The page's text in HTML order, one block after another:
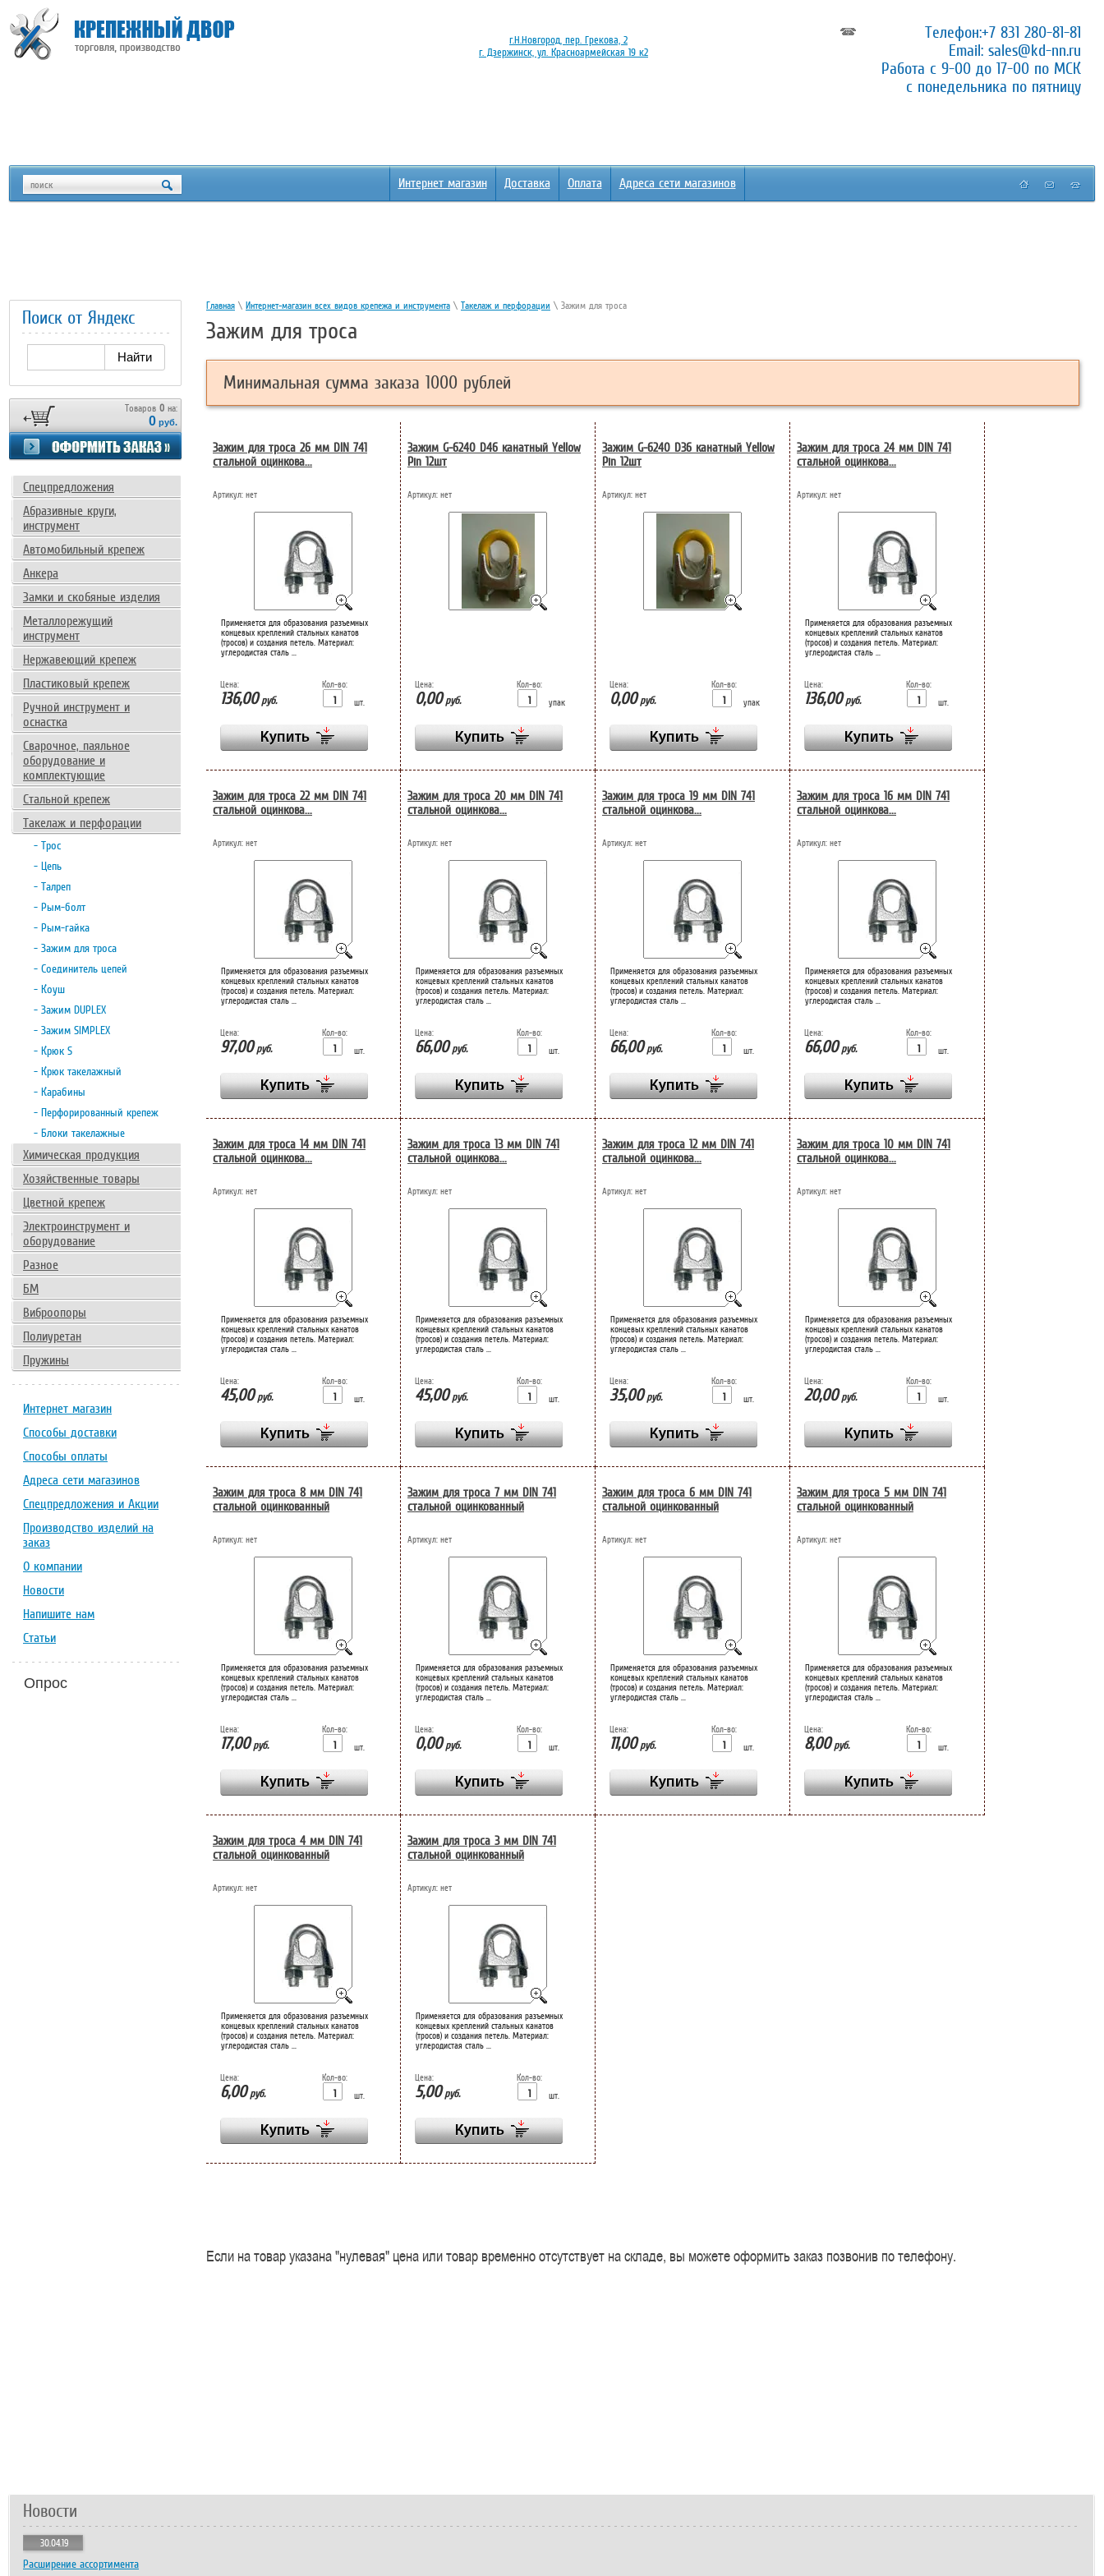
Интернет магазин Доставка Оплата Адреса сети магазинов
Телефон:+7 831 280-81-81
Email: sales@kd-nn.ru
Работа с 9-00 до 17-00 по МСК
с понедельника по пятницу
г.Н.Новгород, пер. Грекова, 2
г. Дзержинск, ул. Красноармейская 19 к2
Главная \ Интернет-магазин всех видов крепежа и инструмента \ Такелаж и перфорации \ Зажим для троса
Зажим для троса
Минимальная сумма заказа 1000 рублей
Зажим для троса 26 мм DIN 741
стальной оцинкова...
Артикул: нет
Применяется для образования разъемных
концевых креплений стальных канатов
(тросов) и создания петель. Материал:
углеродистая сталь ...
Цена:
136,00руб.
Кол-во:
шт.
Зажим G-6240 D46 канатный Yellow
Pin 12шт
Артикул: нет
Цена:
0,00руб.
Кол-во:
упак
Зажим G-6240 D36 канатный Yellow
Pin 12шт
Артикул: нет
Цена:
0,00руб.
Кол-во:
упак
Зажим для троса 24 мм DIN 741
стальной оцинкова...
Артикул: нет
Применяется для образования разъемных
концевых креплений стальных канатов
(тросов) и создания петель. Материал:
углеродистая сталь ...
Цена:
136,00руб.
Кол-во:
шт.
Зажим для троса 22 мм DIN 741
стальной оцинкова...
Артикул: нет
Применяется для образования разъемных
концевых креплений стальных канатов
(тросов) и создания петель. Материал:
углеродистая сталь ...
Цена:
97,00руб.
Кол-во:
шт.
Зажим для троса 20 мм DIN 741
стальной оцинкова...
Артикул: нет
Применяется для образования разъемных
концевых креплений стальных канатов
(тросов) и создания петель. Материал:
углеродистая сталь ...
Цена:
66,00руб.
Кол-во:
шт.
Зажим для троса 19 мм DIN 741
стальной оцинкова...
Артикул: нет
Применяется для образования разъемных
концевых креплений стальных канатов
(тросов) и создания петель. Материал:
углеродистая сталь ...
Цена:
66,00руб.
Кол-во:
шт.
Зажим для троса 16 мм DIN 741
стальной оцинкова...
Артикул: нет
Применяется для образования разъемных
концевых креплений стальных канатов
(тросов) и создания петель. Материал:
углеродистая сталь ...
Цена:
66,00руб.
Кол-во:
шт.
Зажим для троса 14 мм DIN 741
стальной оцинкова...
Артикул: нет
Применяется для образования разъемных
концевых креплений стальных канатов
(тросов) и создания петель. Материал:
углеродистая сталь ...
Цена:
45,00руб.
Кол-во:
шт.
Зажим для троса 13 мм DIN 741
стальной оцинкова...
Артикул: нет
Применяется для образования разъемных
концевых креплений стальных канатов
(тросов) и создания петель. Материал:
углеродистая сталь ...
Цена:
45,00руб.
Кол-во:
шт.
Зажим для троса 12 мм DIN 741
стальной оцинкова...
Артикул: нет
Применяется для образования разъемных
концевых креплений стальных канатов
(тросов) и создания петель. Материал:
углеродистая сталь ...
Цена:
35,00руб.
Кол-во:
шт.
Зажим для троса 10 мм DIN 741
стальной оцинкова...
Артикул: нет
Применяется для образования разъемных
концевых креплений стальных канатов
(тросов) и создания петель. Материал:
углеродистая сталь ...
Цена:
20,00руб.
Кол-во:
шт.
Зажим для троса 8 мм DIN 741
стальной оцинкованный
Артикул: нет
Применяется для образования разъемных
концевых креплений стальных канатов
(тросов) и создания петель. Материал:
углеродистая сталь ...
Цена:
17,00руб.
Кол-во:
шт.
Зажим для троса 7 мм DIN 741
стальной оцинкованный
Артикул: нет
Применяется для образования разъемных
концевых креплений стальных канатов
(тросов) и создания петель. Материал:
углеродистая сталь ...
Цена:
0,00руб.
Кол-во:
шт.
Зажим для троса 6 мм DIN 741
стальной оцинкованный
Артикул: нет
Применяется для образования разъемных
концевых креплений стальных канатов
(тросов) и создания петель. Материал:
углеродистая сталь ...
Цена:
11,00руб.
Кол-во:
шт.
Зажим для троса 5 мм DIN 741
стальной оцинкованный
Артикул: нет
Применяется для образования разъемных
концевых креплений стальных канатов
(тросов) и создания петель. Материал:
углеродистая сталь ...
Цена:
8,00руб.
Кол-во:
шт.
Зажим для троса 4 мм DIN 741
стальной оцинкованный
Артикул: нет
Применяется для образования разъемных
концевых креплений стальных канатов
(тросов) и создания петель. Материал:
углеродистая сталь ...
Цена:
6,00руб.
Кол-во:
шт.
Зажим для троса 3 мм DIN 741
стальной оцинкованный
Артикул: нет
Применяется для образования разъемных
концевых креплений стальных канатов
(тросов) и создания петель. Материал:
углеродистая сталь ...
Цена:
5,00руб.
Кол-во:
шт.
Если на товар указана "нулевая" цена или товар временно отсутствует на складе, вы можете оформить заказ позвонив по телефону.
Поиск от Яндекс
Товаров 0 на:
0 руб.
Спецпредложения
Абразивные круги,
инструмент
Автомобильный крепеж
Анкера
Замки и скобяные изделия
Металлорежущий
инструмент
Нержавеющий крепеж
Пластиковый крепеж
Ручной инструмент и
оснастка
Сварочное, паяльное
оборудование и
комплектующие
Стальной крепеж
Такелаж и перфорации
- Трос
- Цепь
- Талреп
- Рым-болт
- Рым-гайка
- Зажим для троса
- Соединитель цепей
- Коуш
- Зажим DUPLEX
- Зажим SIMPLEX
- Крюк S
- Крюк такелажный
- Карабины
- Перфорированный крепеж
- Блоки такелажные
Химическая продукция
Хозяйственные товары
Цветной крепеж
Электроинструмент и
оборудование
Разное
БМ
Виброопоры
Полиуретан
Пружины
Интернет магазин
Способы доставки
Способы оплаты
Адреса сети магазинов
Спецпредложения и Акции
Производство изделий на
заказ
О компании
Новости
Напишите нам
Статьи
Опрос
Новости
30.04.19
Расширение ассортимента